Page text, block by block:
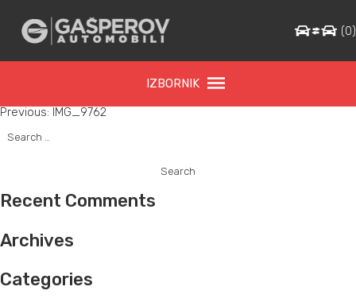
IZBORNIK
(0)
IMG_9762
Post
navigation
Previous: IMG_9762
for:
Recent Comments
Archives
Categories